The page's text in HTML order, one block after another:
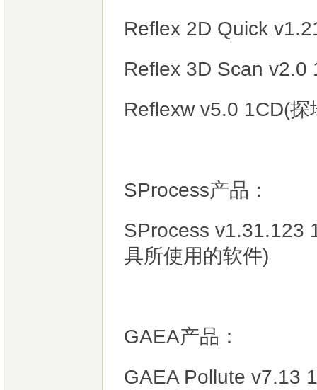
Reflex 2D Quick
Reflex 3D Scan v2.0
Reflexw v5.0 1CD(
SProcess产品：
SProcess v1.31.123
具所使用的软件)
GAEA产品：
GAEA Pollute v7.13